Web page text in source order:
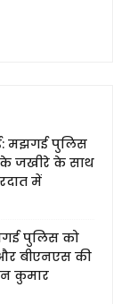
मझगई पुलिस
के जखीरे के साथ
में
पुलिस को
बीएनएस की
कुमार